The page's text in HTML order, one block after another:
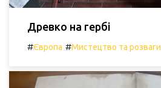
Древко на гербі
#Європа #Мистецтво та розваги